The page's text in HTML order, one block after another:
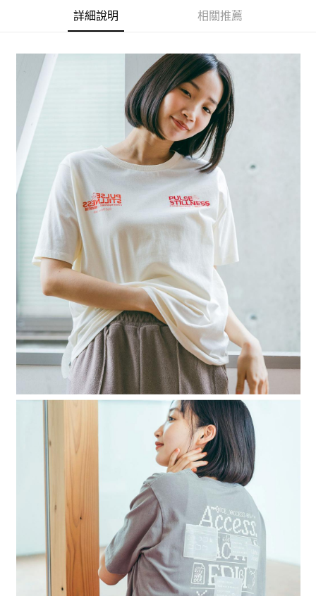
3.實際核准額度、可分期數及費用金額請依後續交易確認頁面所載為準。
4.訂單成立30分鐘內，如未前往確認交易或遇審核未通過，訂單將自動取
消。如遇「轉專審核」未通過狀況，表示未達大哥付你分期系統評分，恕無
【繳款方式說明】
1.分期款項不併入電信帳單，「大哥付你分期」於每月結算日後寄送繳費提
醒簡訊。
2.透過簡訊連結打開帳單後，可選擇「超商條碼／台灣大直營門市／銀行轉
帳／街口支付／iPASS MONEY」等通路繳費。
【注意事項】
1.本服務係由「台灣大哥大股份有限公司」（以下簡稱本公司）所提供，讓
用戶於交易時，得透過本服務購買商品或服務，並由商店將買賣／分期付款
買賣價金債權讓與本公司後，依約使用本公司帳單繳交帳款。
2.基於同意付款使用「大哥付你分期」之契約關係目的，商店將以您的個人
資料（包含姓名、電話或地址）提供予台灣大哥大進項蒐集、處理及利用，
由本公司與您本人進行分期帳單所需資料之確認、核對及更正。
3.完整用戶服務條款，請詳閱以下連結： https://oppay.tw/userRule
３．安心：先確認商品／服務後，再付款。
【「AFTEE先享後付」結帳流程】
１．於結帳方式選擇「AFTEE先享後付」後，將跳轉至「AFTEE先享後付」
結帳頁面，進行簡訊認證並確認金額後，即可完成結帳。
２．訂單成立數日內，您將收到繳費通知簡訊。
３．收到繳費通知簡訊後14天內，點擊此簡訊中的連結，可透過四大超商／
ATM／網路銀行／等多元方式進行付款，方視為交易完成。
※ 請注意：結帳手續完成當下不需立刻繳費，但若您需要取消訂單，請聯絡
購買商品的店家。未經商家同意取消之訂單仍視為有效，需透過AFTEE先享
後付繳納相關費用。
※ 交易是否成功請以「AFTEE先享後付 」之結帳頁面顯示為準，若有關於
是否繳費成功／繳費後需取消欲退款等相關疑問，請聯繫「AFTEE先享後付
客戶支援中心」https://netprotections.freshdesk.com/support/home
【注意事項】
１．透過由恩沛科技股份有限公司提供之「AFTEE先享後付」服務完成之交
易，需依本服務之必要範圍內提供個人資料，並將交易相關給付款項請求債
權轉讓予恩沛科技股份有限公司。
２．關於個人資料處理事宜，請瀏覽以下網址：https://aftee.tw/terms/#terms3
３．未成年的使用者請事先徵得法定代理人或監護人之同意方可使用
「AFTEE先享後付」，若未經同意申辦者引起之損失，本公司不負相關責
任。
４．使用「AFTEE先享後付」時，將依據個別帳號之用戶狀況，依本公司即
時審查核予不同之上限額度；若仍有額度不足之情形，本公司將視審查結果
請求用戶進行身份認證。
５．嚴禁一人註冊多個帳號或使用他人資訊註冊。若發現惡意使用之情形，
恩沛科技股份有限公司將有權停止該用戶之使用額度並採取法律行動。
全家 取貨付款
每筆NT$80，滿NT$888(含以上)免運費
付款後 全家取貨
每筆NT$80，滿NT$888(含以上)免運費
7-11 取貨付款
每筆NT$80，滿NT$1,500(含以上)免運費
付款後 7-11取貨
每筆NT$80，滿NT$1,500(含以上)免運費
每筆NT$80，滿NT$1,500(含以上)免運費
詳細說明 相關推薦